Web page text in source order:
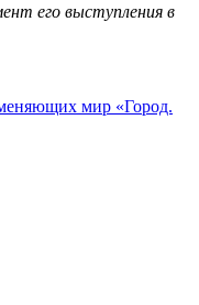
его выступления в
мир «Город.